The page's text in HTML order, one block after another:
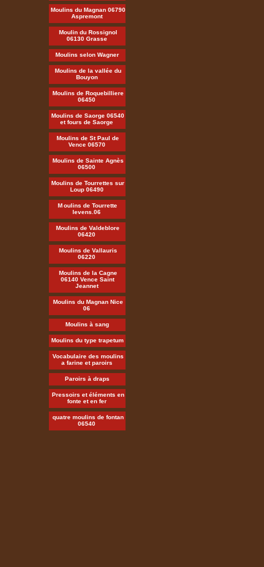
Moulins du Magnan 06790
Aspremont
Moulin du Rossignol
06130 Grasse
Moulins selon Wagner
Moulins de la vallée du
Bouyon
Moulins de Roquebilliere
06450
Moulins de Saorge 06540
et fours de Saorge
Moulins de St Paul de
Vence 06570
Moulins de Sainte Agnès
06500
Moulins de Tourrettes sur
Loup 06490
M oulins de Tourrette
levens.06
Moulins de Valdeblore
06420
Moulins de Vallauris
06220
Moulins de la Cagne
06140 Vence Saint
Jeannet
Moulins du Magnan Nice
06
Moulins à sang
Moulins du type trapetum
Vocabulaire des moulins
a farine et paroirs
Paroirs à draps
Pressoirs et éléments en
fonte et en fer
quatre moulins de fontan
06540